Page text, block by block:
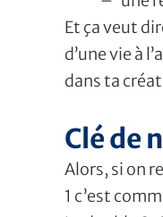
Et ça veut
d’une vie à
dans ta
Clé de
Alors, si on
1 c’est